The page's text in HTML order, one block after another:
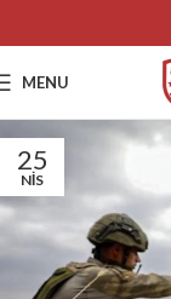
MENU
25
NIS